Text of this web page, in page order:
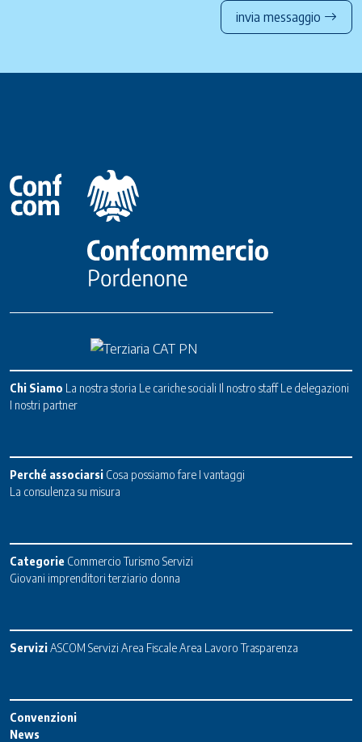
invia messaggio
Chi Siamo La nostra storia Le cariche sociali Il nostro staff Le delegazioni
I nostri partner
Perché associarsi Cosa possiamo fare I vantaggi
La consulenza su misura
Categorie Commercio Turismo Servizi
Giovani imprenditori terziario donna
ServiziASCOM Servizi Area FiscaleArea Lavoro Trasparenza
Convenzioni
News